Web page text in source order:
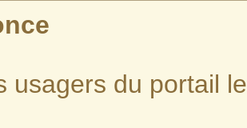
usagers du portail